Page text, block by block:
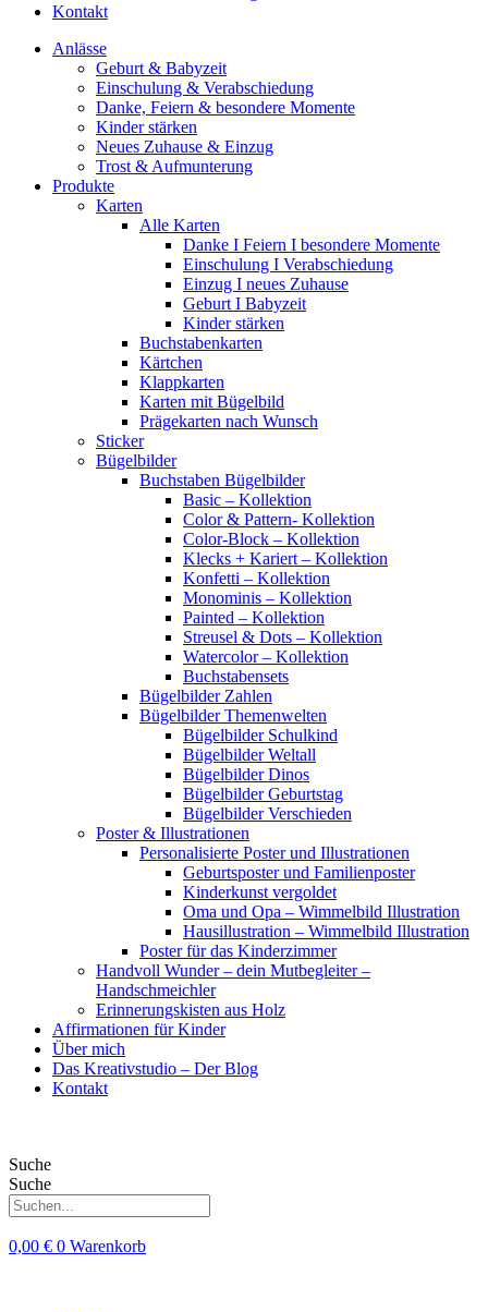
Kontakt
Anlässe
Geburt & Babyzeit
Einschulung & Verabschiedung
Danke, Feiern & besondere Momente
Kinder stärken
Neues Zuhause & Einzug
Trost & Aufmunterung
Produkte
Karten
Alle Karten
Danke I Feiern I besondere Momente
Einschulung I Verabschiedung
Einzug I neues Zuhause
Geburt I Babyzeit
Kinder stärken
Buchstabenkarten
Kärtchen
Klappkarten
Karten mit Bügelbild
Prägekarten nach Wunsch
Sticker
Bügelbilder
Buchstaben Bügelbilder
Basic – Kollektion
Color & Pattern- Kollektion
Color-Block – Kollektion
Klecks + Kariert – Kollektion
Konfetti – Kollektion
Monominis – Kollektion
Painted – Kollektion
Streusel & Dots – Kollektion
Watercolor – Kollektion
Buchstabensets
Bügelbilder Zahlen
Bügelbilder Themenwelten
Bügelbilder Schulkind
Bügelbilder Weltall
Bügelbilder Dinos
Bügelbilder Geburtstag
Bügelbilder Verschieden
Poster & Illustrationen
Personalisierte Poster und Illustrationen
Geburtsposter und Familienposter
Kinderkunst vergoldet
Oma und Opa – Wimmelbild Illustration
Hausillustration – Wimmelbild Illustration
Poster für das Kinderzimmer
Handvoll Wunder – dein Mutbegleiter –
Handschmeichler
Erinnerungskisten aus Holz
Affirmationen für Kinder
Über mich
Das Kreativstudio – Der Blog
Kontakt
Suche
Suche
0,00 € 0 Warenkorb